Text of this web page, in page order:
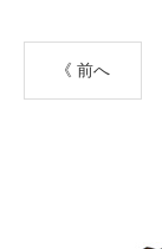
《 前へ